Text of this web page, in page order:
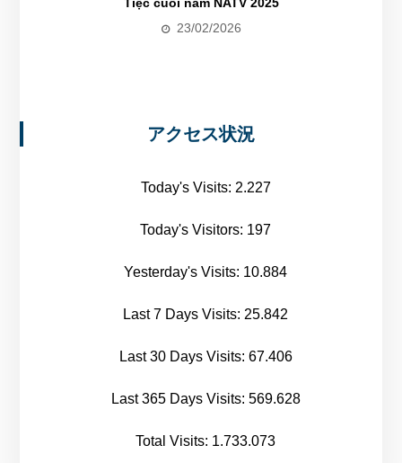
23/02/2026
アクセス状況
Today's Visits: 2.227
Today's Visitors: 197
Yesterday's Visits: 10.884
Last 7 Days Visits: 25.842
Last 30 Days Visits: 67.406
Last 365 Days Visits: 569.628
Total Visits: 1.733.073